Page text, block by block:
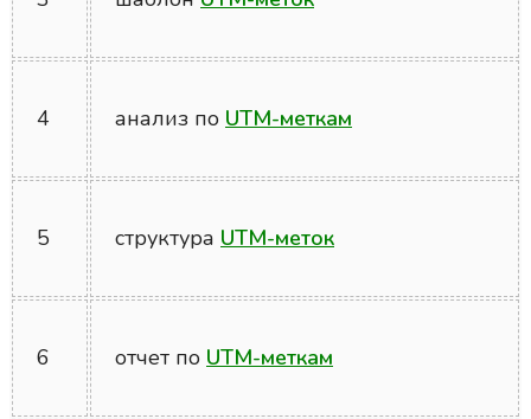
4 анализ по UTM-меткам
5 структура UTM-меток
6 отчет по UTM-меткам